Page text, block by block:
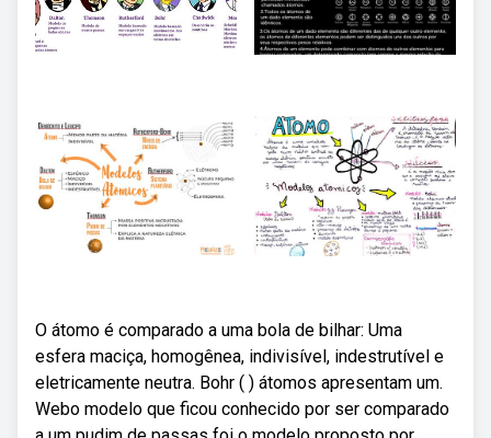
O átomo é comparado a uma bola de bilhar: Uma
esfera maciça, homogênea, indivisível, indestrutível e
eletricamente neutra. Bohr ( ) átomos apresentam um.
Webo modelo que ficou conhecido por ser comparado